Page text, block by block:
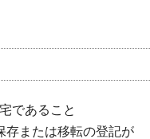
であること
存または移転の登記が